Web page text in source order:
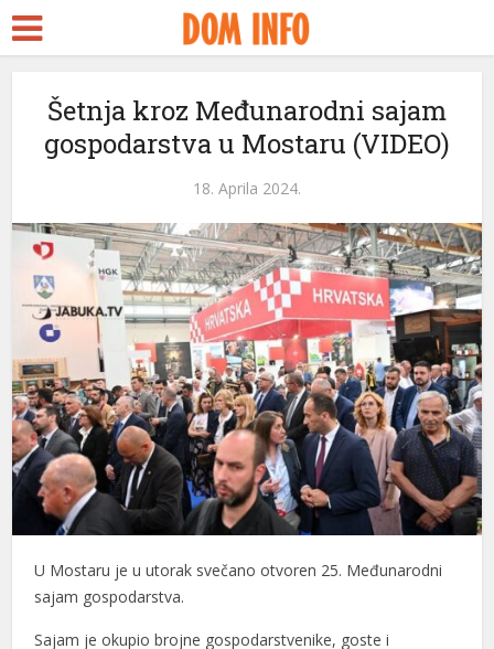
Šetnja kroz Međunarodni sajam
gospodarstva u Mostaru (VIDEO)
18. Aprila 2024.
U Mostaru je u utorak svečano otvoren 25. Međunarodni
sajam gospodarstva.
Sajam je okupio brojne gospodarstvenike, goste i